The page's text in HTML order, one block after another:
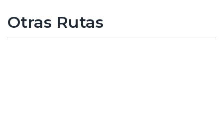
Otras Rutas